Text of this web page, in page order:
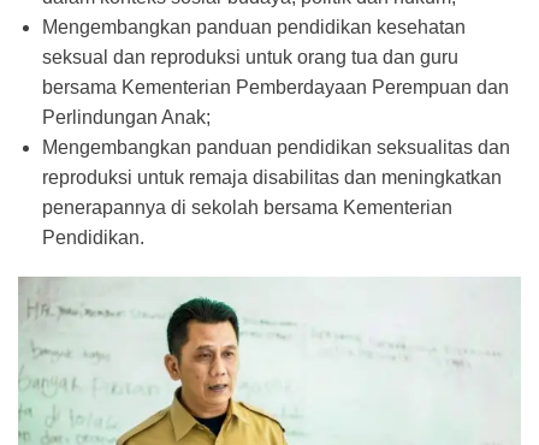
Mengembangkan panduan pendidikan kesehatan
seksual dan reproduksi untuk orang tua dan guru
bersama Kementerian Pemberdayaan Perempuan dan
Perlindungan Anak;
Mengembangkan panduan pendidikan seksualitas dan
reproduksi untuk remaja disabilitas dan meningkatkan
penerapannya di sekolah bersama Kementerian
Pendidikan.